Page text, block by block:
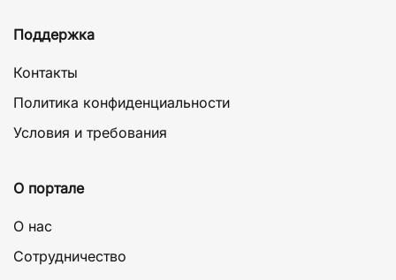
Поддержка
Контакты
Политика конфиденциальности
Условия и требования
О портале
О нас
Сотрудничество